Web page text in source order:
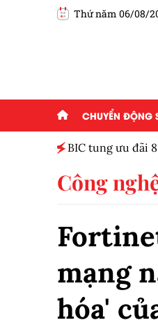
Thứ năm 06/08/
CHUYỂN ĐỘNG
BIC tung ưu đãi
Công
mạng
hóa'